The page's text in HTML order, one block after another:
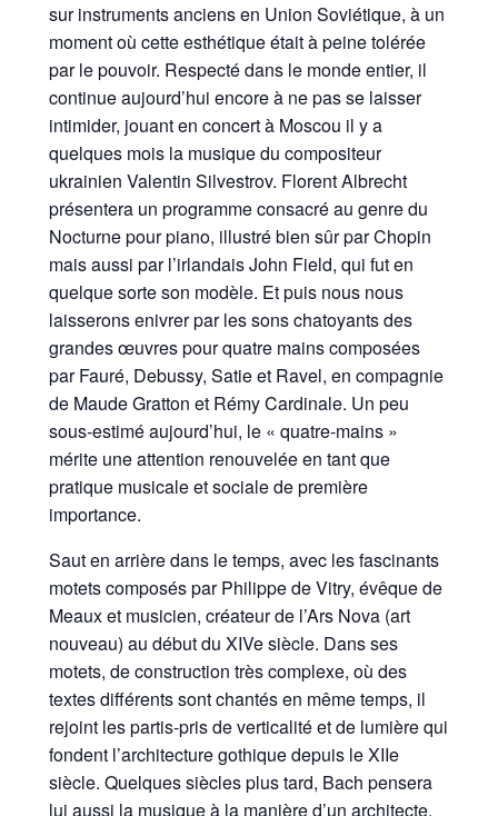
sur instruments anciens en Union Soviétique, à un
moment où cette esthétique était à peine tolérée
par le pouvoir. Respecté dans le monde entier, il
continue aujourd’hui encore à ne pas se laisser
intimider, jouant en concert à Moscou il y a
quelques mois la musique du compositeur
ukrainien Valentin Silvestrov. Florent Albrecht
présentera un programme consacré au genre du
Nocturne pour piano, illustré bien sûr par Chopin
mais aussi par l’irlandais John Field, qui fut en
quelque sorte son modèle. Et puis nous nous
laisserons enivrer par les sons chatoyants des
grandes œuvres pour quatre mains composées
par Fauré, Debussy, Satie et Ravel, en compagnie
de Maude Gratton et Rémy Cardinale. Un peu
sous-estimé aujourd’hui, le « quatre-mains »
mérite une attention renouvelée en tant que
pratique musicale et sociale de première
importance.
Saut en arrière dans le temps, avec les fascinants
motets composés par Philippe de Vitry, évêque de
Meaux et musicien, créateur de l’Ars Nova (art
nouveau) au début du XIVe siècle. Dans ses
motets, de construction très complexe, où des
textes différents sont chantés en même temps, il
rejoint les partis-pris de verticalité et de lumière qui
fondent l’architecture gothique depuis le XIIe
siècle. Quelques siècles plus tard, Bach pensera
lui aussi la musique à la manière d’un architecte.